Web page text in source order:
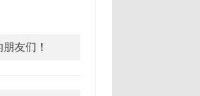
友们！